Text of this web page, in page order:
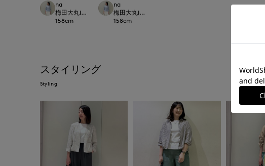
na
梅田大丸INED
158cm
na
梅田大丸INED
158cm
スタイリング
Styling